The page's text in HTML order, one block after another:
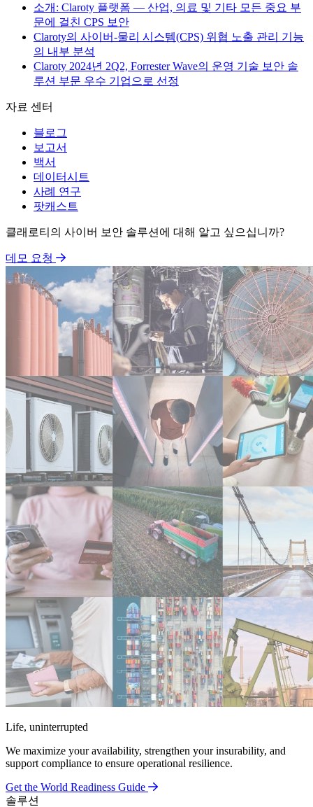
소개: Claroty 플랫폼 — 산업, 의료 및 기타 모든 중요 부
문에 걸친 CPS 보안
Claroty의 사이버-물리 시스템(CPS) 위협 노출 관리 기능
의 내부 분석
Claroty 2024년 2Q2, Forrester Wave의 운영 기술 보안 솔
루션 부문 우수 기업으로 선정
자료 센터
블로그
보고서
백서
데이터시트
사례 연구
팟캐스트
클래로티의 사이버 보안 솔루션에 대해 알고 싶으십니까?
데모 요청
Life, uninterrupted
We maximize your availability, strengthen your insurability, and
support compliance to ensure operational resilience.
Get the World Readiness Guide
솔루션